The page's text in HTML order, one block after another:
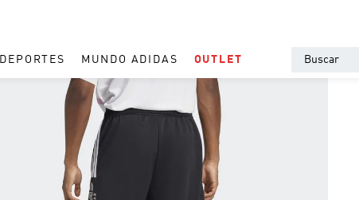
DEPORTES MUNDO ADIDAS OUTLET Buscar
TÉRMINOS MÁS BUSCADOS
ESPAÑA
REAL MADRID
ARGENTINA